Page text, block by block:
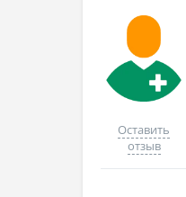
Оставить
отзыв